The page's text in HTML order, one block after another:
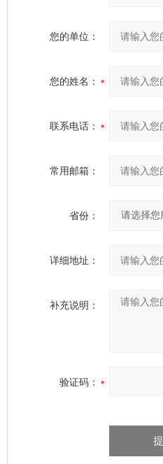
您的单位：
您的姓名：
联系电话：
常用邮箱：
省份：
详细地址：
补充说明：
验证码：